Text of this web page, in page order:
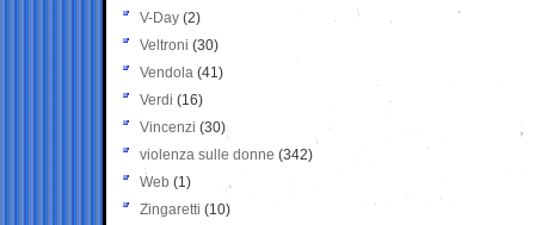
V-Day (2)
Veltroni (30)
Vendola (41)
Verdi (16)
Vincenzi (30)
violenza sulle donne (342)
Web (1)
Zingaretti (10)